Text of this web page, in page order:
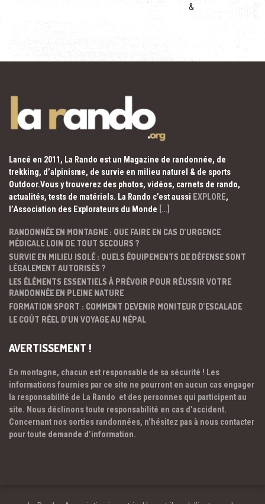
&
Lancé en 2011, La Rando est un Magazine de randonnée, de
trekking, d’alpinisme, de survie en milieu naturel & de sports
Outdoor.Vous y trouverez des photos, vidéos, carnets de rando,
actualités, tests de matériels. La Rando c’est aussi EXPLORE,
l’Association des Explorateurs du Monde […]
RANDONNÉE EN MONTAGNE : QUE FAIRE EN CAS D’URGENCE
MÉDICALE LOIN DE TOUT SECOURS ?
SURVIE EN MILIEU ISOLÉ : QUELS ÉQUIPEMENTS DE DÉFENSE SONT
LÉGALEMENT AUTORISÉS ?
LES ÉLÉMENTS ESSENTIELS À PRÉVOIR POUR RÉUSSIR VOTRE
RANDONNÉE EN PLEINE NATURE
FORMATION SPORT : COMMENT DEVENIR MONITEUR D’ESCALADE
LE COÛT RÉEL D’UN VOYAGE AU NÉPAL
AVERTISSEMENT !
En montagne, chacun est responsable de sa sécurité ! Les
informations fournies par ce site ne pourront en aucun cas engager
la responsabilité de La Rando et des personnes qui participent au
site. Nous déclinons toute responsabilité en cas d’accident.
Concernant nos sorties randonnées, n’hésitez pas à nous contacter
pour toute demande d’information.